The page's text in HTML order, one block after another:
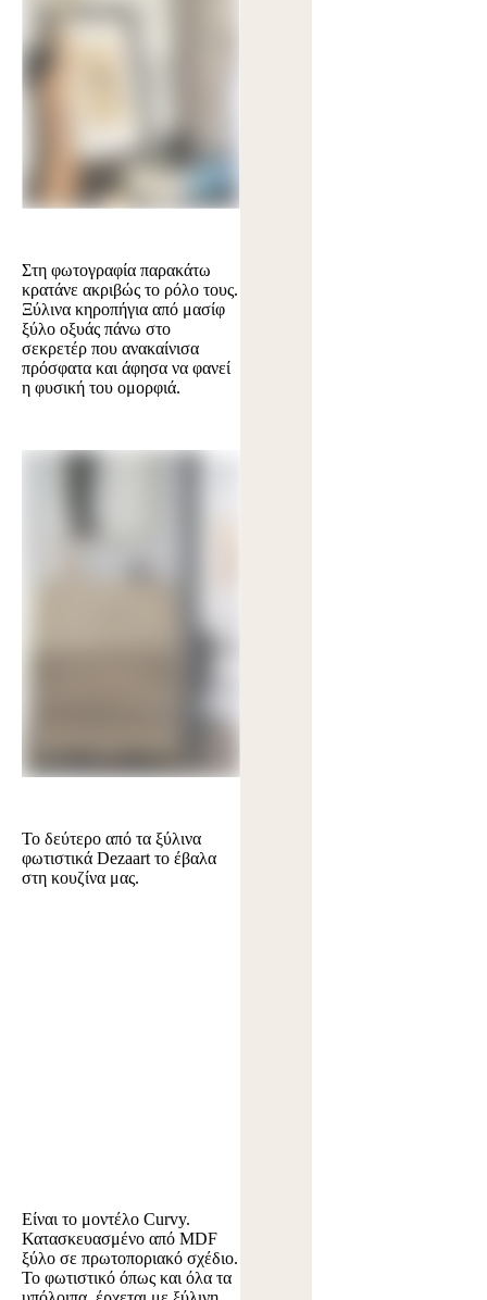
Στη φωτογραφία παρακάτω
κρατάνε ακριβώς το ρόλο τους.
Ξύλινα κηροπήγια από μασίφ
ξύλο οξυάς πάνω στο
σεκρετέρ που ανακαίνισα
πρόσφατα και άφησα να φανεί
η φυσική του ομορφιά.
Το δεύτερο από τα ξύλινα
φωτιστικά Dezaart το έβαλα
στη κουζίνα μας.
Είναι το μοντέλο Curvy.
Κατασκευασμένο από MDF
ξύλο σε πρωτοποριακό σχέδιο.
Το φωτιστικό όπως και όλα τα